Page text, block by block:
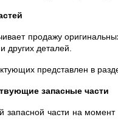
продажу
других деталей.
представлен в
запасные части
запасной части на